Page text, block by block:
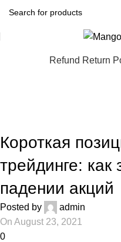
Refund Return
Короткая
трейдинге: как
падении акций
Posted by
admin
On August 23, 2021
0